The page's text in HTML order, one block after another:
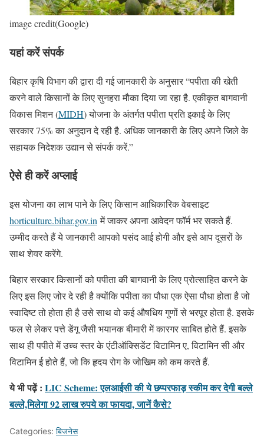
image credit(Google)
यहां करें संपर्क
बिहार कृषि विभाग की द्वारा दी गई जानकारी के अनुसार “पपीता की खेती
करने वाले किसानों के लिए सुनहरा मौका दिया जा रहा है. एकीकृत बागवानी
विकास मिशन (MIDH) योजना के अंतर्गत पपीता प्रति इकाई के लिए
सरकार 75% का अनुदान दे रही है. अधिक जानकारी के लिए अपने जिले के
सहायक निदेशक उद्यान से संपर्क करें.”
ऐसे ही करें अप्लाई
इस योजना का लाभ पाने के लिए किसान आधिकारिक वेबसाइट
horticulture.bihar.gov.in में जाकर अपना आवेदन फॉर्म भर सकते हैं.
उम्मीद करते हैं ये जानकारी आपको पसंद आई होगी और इसे आप दूसरों के
साथ शेयर करेंगे.
बिहार सरकार किसानों को पपीता की बागवानी के लिए प्रोत्साहित करने के
लिए इस लिए जोर दे रही है क्योंकि पपीता का पौधा एक ऐसा पौधा होता है जो
स्वादिष्ट तो होता ही है उसे साथ वो कई औषधिय गुणों से भरपूर होता है. इसके
फल से लेकर पत्ते डेंगू जैसी भयानक बीमारी में कारगर साबित होते हैं. इसके
साथ ही पपीते में उच्च स्तर के एंटीऑक्सिडेंट विटामिन ए, विटामिन सी और
विटामिन ई होते हैं, जो कि हृदय रोग के जोखिम को कम करते हैं.
ये भी पढ़ें : LIC Scheme: एलआईसी की ये छप्परफाड़ स्कीम कर देगी बल्ले
बल्ले,मिलेगा 92 लाख रुपये का फायदा, जानें कैसे?
Categories: बिजनेस